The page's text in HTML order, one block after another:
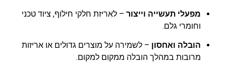
מפעלי תעשייה וייצור – לאריזת חלקי חילוף, ציוד טכני
וחומרי גלם.
הובלה ואחסון – לשמירה על מוצרים גדולים או אריזות
מרובות במהלך הובלה ממקום למקום.